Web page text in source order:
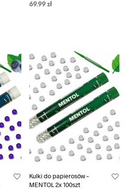
69.99 zł
Kulki do papierosów –
MENTOL 2x 100szt